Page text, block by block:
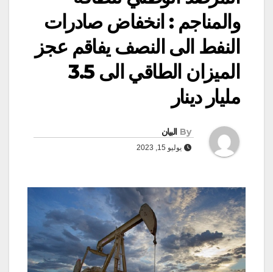
والمناجم : انخفاض صادرات
النفط الى النصف يفاقم عجز
الميزان الطاقي الى 3.5
مليار دينار
By البيان
يوليو 15, 2023